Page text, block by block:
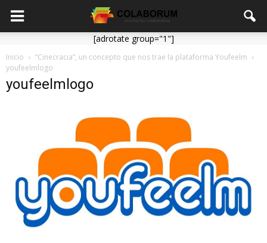
[adrotate group="1"]
Inicio
“Cinecracia”, un concepto que nos trae la plataforma Youfeelm
youfeelmlogo
youfeelmlogo